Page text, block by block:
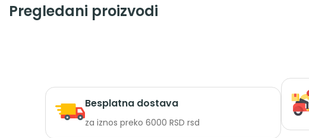
Pregledani proizvodi
Besplatna dostava
za iznos preko 6000 RSD rsd